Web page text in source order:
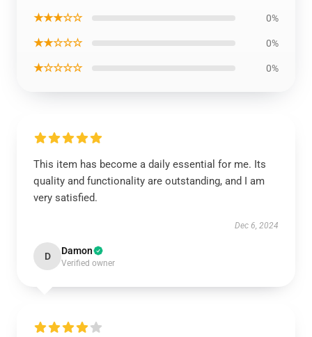
★★★☆☆ 0%
★★☆☆☆ 0%
★☆☆☆☆ 0%
This item has become a daily essential for me. Its
quality and functionality are outstanding, and I am
very satisfied.
Dec 6, 2024
D Damon
Verified owner